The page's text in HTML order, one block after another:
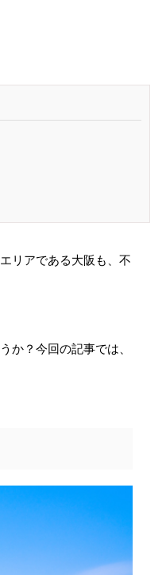
リアである大阪も、不
か？今回の記事では、